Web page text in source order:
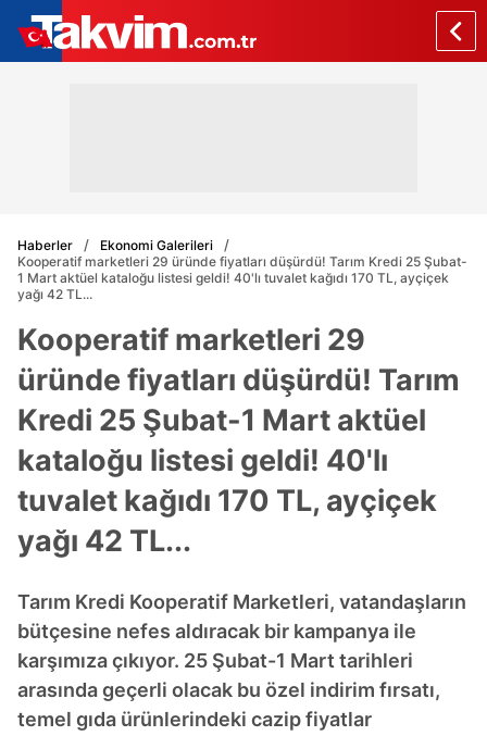
Haberler
Ekonomi Galerileri
Kooperatif marketleri 29 üründe fiyatları düşürdü! Tarım Kredi 25 Şubat-
1 Mart aktüel kataloğu listesi geldi! 40'lı tuvalet kağıdı 170 TL, ayçiçek
yağı 42 TL...
Kooperatif marketleri 29
üründe fiyatları düşürdü! Tarım
Kredi 25 Şubat-1 Mart aktüel
kataloğu listesi geldi! 40'lı
tuvalet kağıdı 170 TL, ayçiçek
yağı 42 TL...
Tarım Kredi Kooperatif Marketleri, vatandaşların
bütçesine nefes aldıracak bir kampanya ile
karşımıza çıkıyor. 25 Şubat-1 Mart tarihleri
arasında geçerli olacak bu özel indirim fırsatı,
temel gıda ürünlerindeki cazip fiyatlar